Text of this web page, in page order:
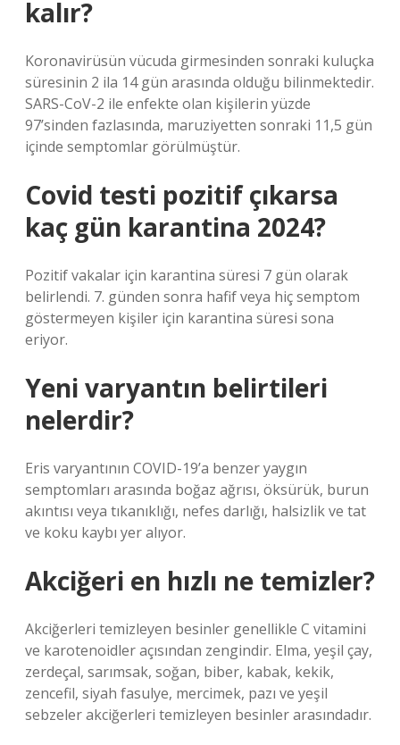
kalır?
Koronavirüsün vücuda girmesinden sonraki kuluçka
süresinin 2 ila 14 gün arasında olduğu bilinmektedir.
SARS-CoV-2 ile enfekte olan kişilerin yüzde
97’sinden fazlasında, maruziyetten sonraki 11,5 gün
içinde semptomlar görülmüştür.
Covid testi pozitif çıkarsa
kaç gün karantina 2024?
Pozitif vakalar için karantina süresi 7 gün olarak
belirlendi. 7. günden sonra hafif veya hiç semptom
göstermeyen kişiler için karantina süresi sona
eriyor.
Yeni varyantın belirtileri
nelerdir?
Eris varyantının COVID-19’a benzer yaygın
semptomları arasında boğaz ağrısı, öksürük, burun
akıntısı veya tıkanıklığı, nefes darlığı, halsizlik ve tat
ve koku kaybı yer alıyor.
Akciğeri en hızlı ne temizler?
Akciğerleri temizleyen besinler genellikle C vitamini
ve karotenoidler açısından zengindir. Elma, yeşil çay,
zerdeçal, sarımsak, soğan, biber, kabak, kekik,
zencefil, siyah fasulye, mercimek, pazı ve yeşil
sebzeler akciğerleri temizleyen besinler arasındadır.